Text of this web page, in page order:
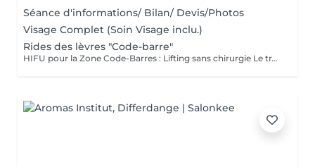
Séance d'informations/ Bilan/ Devis/Photos
Visage Complet (Soin Visage inclu.)
Rides des lèvres "Code-barre"
HIFU pour la Zone Code-Barres : Lifting sans chirurgie Le traitement HIFU (Ultrasons Focalisés de Haute Intensité) est une solution non invasive qui agit en profondeur pour traiter les rides verticales au-dessus des lèvres, communément appelées code-barres. En ciblant les couches profondes de la peau, le HIFU stimule la production de collagène et de fibres élastiques, redonnant ainsi fermeté, tonicité et jeunesse à cette zone délicate. Quels sont les bienfaits ? Lissage des rides verticales autour de la bouche Effet raffermissant et lifting naturel Résultats visibles après une seule séance, avec un effet durable qui se renforce dans les mois qui suivent Traitement non invasif, sans injection ni chirurgie Pourquoi choisir le HIFU ? Le HIFU est une alternative idéale aux traitements chirurgicaux pour rajeunir et raffermir la peau du visage, en particulier la zone code-barres. Ce soin stimule naturellement la production de collagène, vous offrant ainsi un résultat naturel, sans période de récupération. Découvrez un sourire plus lisse et une peau redynamisée grâce à notre traitement HIFU !